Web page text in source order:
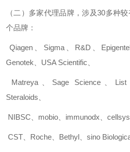
（二）多家代理品牌，涉及30多种
个品牌：
Qiagen Sigma、 R&D
Genotek
USA Scientific
Matreya、 Sage Science List
Steraloids
NIBSC mobio immunodx
CST Roche Bethyl sino